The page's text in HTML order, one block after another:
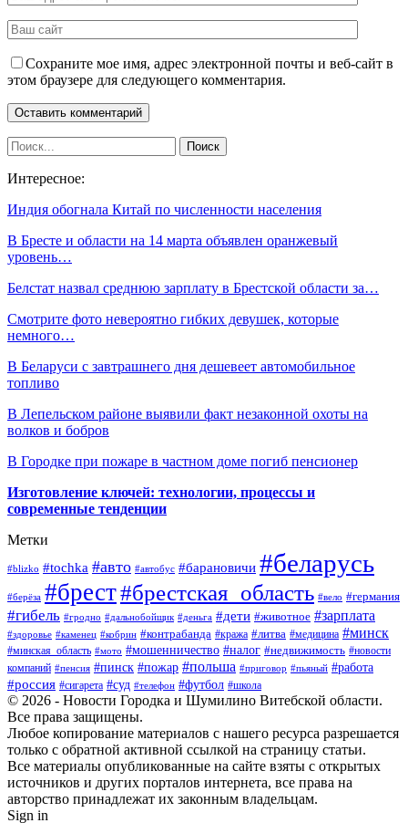
Сохраните мое имя, адрес электронной почты и веб-сайт в
этом браузере для следующего комментария.
Интересное:
Индия обогнала Китай по численности населения
В Бресте и области на 14 марта объявлен оранжевый
уровень…
Белстат назвал среднюю зарплату в Брестской области за…
Смотрите фото невероятно гибких девушек, которые
немного…
В Беларуси с завтрашнего дня дешевеет автомобильное
топливо
В Лепельском районе выявили факт незаконной охоты на
волков и бобров
В Городке при пожаре в частном доме погиб пенсионер
Изготовление ключей: технологии, процессы и
современные тенденции
Метки
#blizko #tochka #авто #автобус #барановичи #беларусь
#берёза #брест#брестская_область #вело #германия
#гибель #гродно #дальнобойщик #деньга #дети #животное #зарплата
#здоровье #каменец #кобрин #контрабанда #кража #литва #медицина #минск
#минская_область #мото #мошенничество #налог #недвижимость #новости
компаний #пенсия #пинск #пожар #польша #приговор #пьяный #работа
#россия #сигарета #суд #телефон #футбол #школа
© 2026 - Новости Городка и Шумилино Витебской области.
Все права защищены.
Любое копирование материалов с нашего ресурса разрешается
только с обратной активной ссылкой на страницу статьи.
Все материалы опубликованные на сайте взяты с открытых
источников и других порталов интернета, все права на
авторство принадлежат их законным владельцам.
Sign in